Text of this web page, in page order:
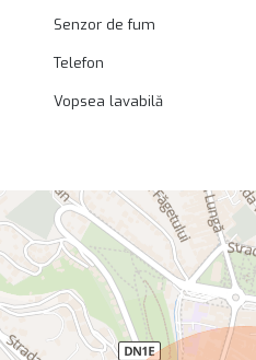
Senzor de fum
Telefon
Vopsea lavabilă